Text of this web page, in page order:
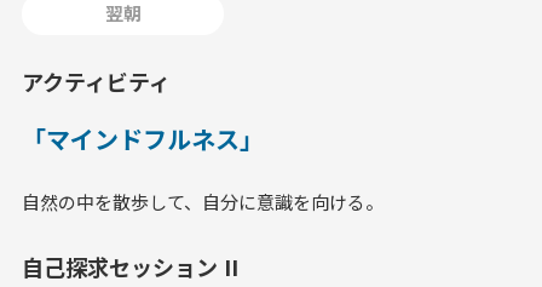
翌朝
アクティビティ
「マインドフルネス」
自然の中を散歩して、自分に意識を向ける。
自己探求セッション II